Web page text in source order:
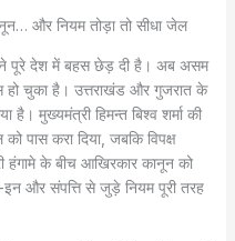
और नियम तोड़ा तो सीधा जेल
पूरे देश में बहस छेड़ दी है। अब असम
हो चुका है। उत्तराखंड और गुजरात के
है। मुख्यमंत्री हिमन्त बिश्व शर्मा की
पास करा दिया, जबकि विपक्ष
हंगामे के बीच आखिरकार कानून को
और संपत्ति से जुड़े नियम पूरी तरह